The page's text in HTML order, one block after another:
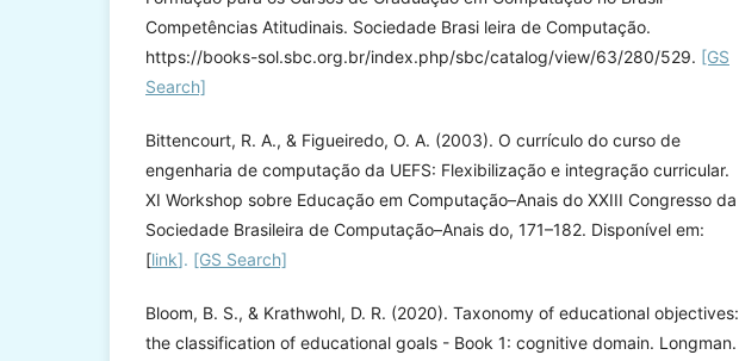
Competências Atitudinais. Sociedade Brasi leira de Computação.
https://books-sol.sbc.org.br/index.php/sbc/catalog/view/63/280/529. [GS
Search]
Bittencourt, R. A., & Figueiredo, O. A. (2003). O currículo do curso de
engenharia de computação da UEFS: Flexibilização e integração curricular.
XI Workshop sobre Educação em Computação–Anais do XXIII Congresso da
Sociedade Brasileira de Computação–Anais do, 171–182. Disponível em:
[link]. [GS Search]
Bloom, B. S., & Krathwohl, D. R. (2020). Taxonomy of educational objectives:
the classification of educational goals - Book 1: cognitive domain. Longman.